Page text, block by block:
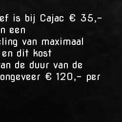
is bij Cajac € 35,-
een
van maximaal
dit kost
de duur van de
€ 120,- per